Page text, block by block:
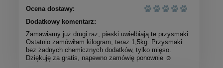
Ocena dostawy:
Dodatkowy komentarz:
Zamawiamy już drugi raz, pieski uwielbiają te przysmaki.
Ostatnio zamówiłam kilogram, teraz 1,5kg. Przysmaki
bez żadnych chemicznych dodatków, tylko mięso.
Dziękuję za gratis, napewno zamówię ponownie ☺️